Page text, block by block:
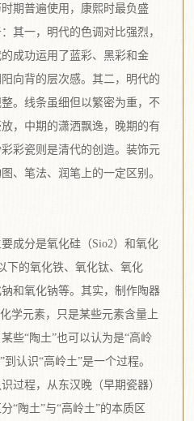
期普遍使用，康熙时最负盛
其一，明代的色调对比强烈，
成功运用了蓝彩、黑彩和金
向背的层次感。其二，明代的
。线条虽细但以繁密为重，不
，中期的潇洒飘逸，晚期的有
彩瓷则是清代的创造。装饰元
、笔法、润笔上的一定区别。
成分是氧化硅（Sio2）和氧化
下的氧化铁、氧化钛、氧化
和氧化钠等。其实，制作陶器
学元素，只是某些元素含量上
些“陶土”也可以认为是“高岭
认识“高岭土”是一个过程。
过程，从东汉晚（早期瓷器）
“陶土”与“高岭土”的本质区